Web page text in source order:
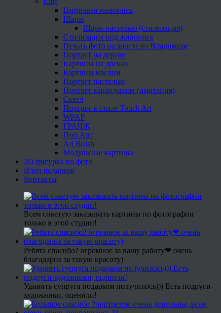
Цифровая живопись
Шарж
Шарж пастелью (стилизация)
Стилизация под живопись
Печать фото на холсте во Владимире
Портрет на дереве
Картины на досках
Картины маслом
Портрет пастелью
Портрет карандашом (имитация)
Скетч
Портрет в стиле Touch Art
WPAP
ГРАНЖ
Поп Арт
Art Brush
Модульные картины
3D фигурка по фото
Идеи подарков
Контакты
Всем советую заказывать картины по фотографии
только в этой студии!
Ребята спасибо? огромное за вашу работу❤ очень
благодарна за такую красоту)
Удивить супруга подарком получилось))) Есть подруги-
художники, оценили!